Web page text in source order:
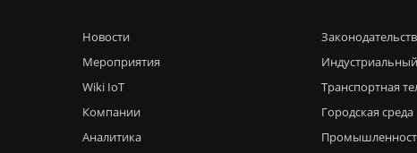
Новости
Мероприятия
Wiki IoT
Компании
Аналитика
Транспортная
Городская среда